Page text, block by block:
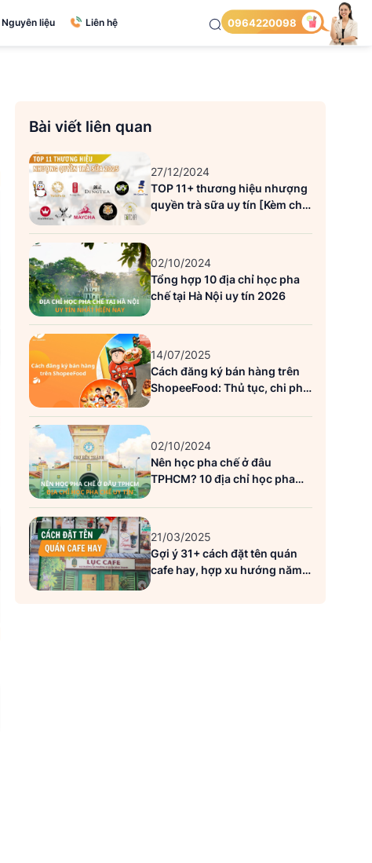
Nguyên liệu Liên hệ 0964220098
Bài viết liên quan
27/12/2024
TOP 11+ thương hiệu nhượng
quyền trà sữa uy tín [Kèm chi
02/10/2024
Tổng hợp 10 địa chỉ học pha
chế tại Hà Nội uy tín 2026
14/07/2025
Cách đăng ký bán hàng trên
ShopeeFood: Thủ tục, chi phí
02/10/2024
Nên học pha chế ở đâu
TPHCM? 10 địa chỉ học pha
chế uy tín
21/03/2025
Gợi ý 31+ cách đặt tên quán
cafe hay, hợp xu hướng năm
2026